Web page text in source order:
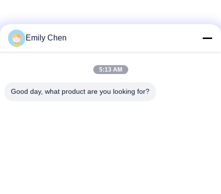
Emily Chen
5:13 AM
Good day, what product are you looking for?